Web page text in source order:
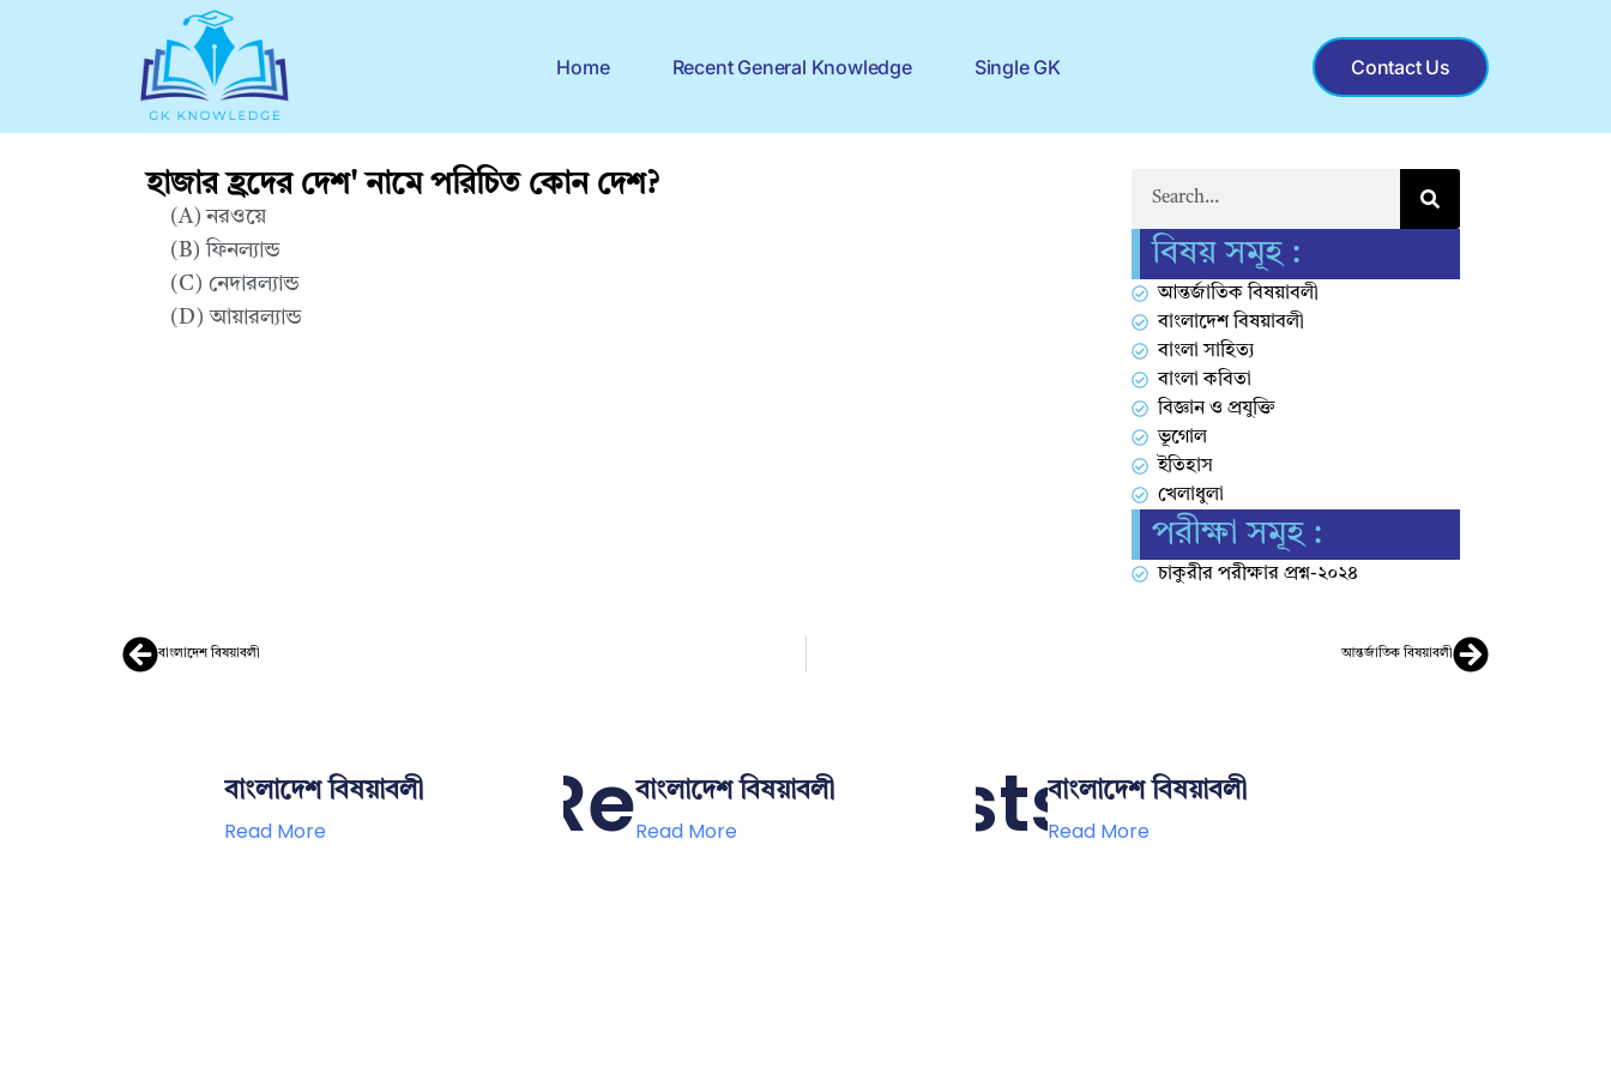
Home Recent General Knowledge Single GK Contact Us
হাজার হ্রদের দেশ' নামে পরিচিত কোন দেশ?
(A) নরওয়ে
(B) ফিনল্যান্ড
(C) নেদারল্যান্ড
(D) আয়ার‌ল্যান্ড
বিষয় সমূহ :
আন্তর্জাতিক বিষয়াবলী
বাংলাদেশ বিষয়াবলী
বাংলা সাহিত্য
বাংলা কবিতা
বিজ্ঞান ও প্রযুক্তি
ভূগোল
ইতিহাস
খেলাধুলা
পরীক্ষা সমূহ :
চাকুরীর পরীক্ষার প্রশ্ন-২০২৪
বাংলাদেশ বিষয়াবলী আন্তর্জাতিক বিষয়াবলী
Related Posts
বাংলাদেশ বিষয়াবলী
Read More
বাংলাদেশ বিষয়াবলী
Read More
বাংলাদেশ বিষয়াবলী
Read More